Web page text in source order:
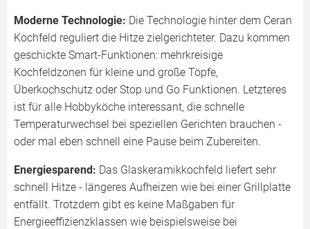
Moderne Technologie: Die Technologie hinter dem Ceran
Kochfeld reguliert die Hitze zielgerichteter. Dazu kommen
geschickte Smart-Funktionen: mehrkreisige
Kochfeldzonen für kleine und große Töpfe,
Überkochschutz oder Stop und Go Funktionen. Letzteres
ist für alle Hobbyköche interessant, die schnelle
Temperaturwechsel bei speziellen Gerichten brauchen -
oder mal eben schnell eine Pause beim Zubereiten.
Energiesparend: Das Glaskeramikkochfeld liefert sehr
schnell Hitze - längeres Aufheizen wie bei einer Grillplatte
entfällt. Trotzdem gibt es keine Maßgaben für
Energieeffizienzklassen wie beispielsweise bei